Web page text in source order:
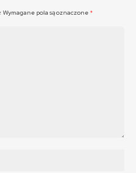
Wymagane pola są oznaczone *